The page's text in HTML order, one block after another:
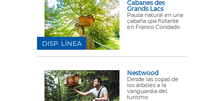
Cabanes des
Grands Lacs
Pausa natural en una
cabaña spa flotante
en Franco Condado.
DISP. LÍNEA
Nestwood
Desde las copas de
los árboles a la
vanguardia del
turismo.